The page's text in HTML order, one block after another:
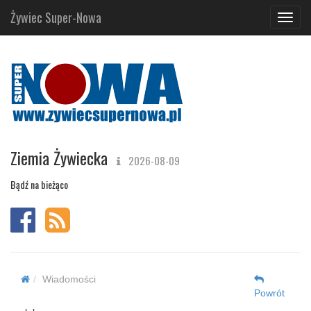
Żywiec Super-Nowa
Ziemia Żywiecka 2026-08-09
Bądź na bieżąco
Wiadomości
Powrót